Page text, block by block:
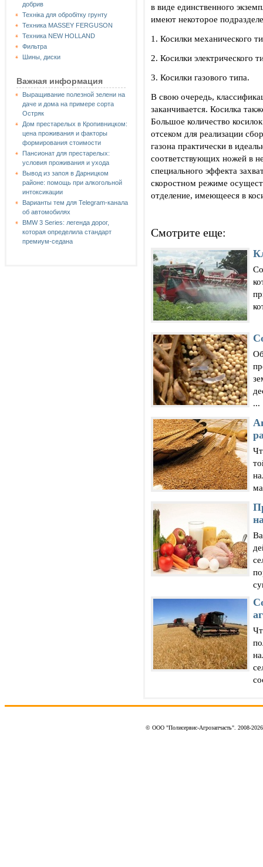
добрив
Техніка для обробітку грунту
Техника MASSEY FERGUSON
Техника NEW HOLLAND
Фильтра
Шины, диски
Важная информация
Выращивание полезной зелени на
даче и дома на примере сорта
Остряк
Дом престарелых в Кропивницком:
цена проживания и факторы
формирования стоимости
Пансионат для престарелых:
условия проживания и ухода
Вывод из запоя в Дарницком
районе: помощь при алкогольной
интоксикации
Варианты тем для Telegram-канала
об автомобилях
BMW 3 Series: легенда дорог,
которая определила стандарт
премиум-седана
в виде единственного
имеют некоторое
1. Косилки механического
2. Косилки электрического
3. Косилки газового типа.
В свою очередь,
заканчивается. Косилка
Большое количество
отсеком для реализации
газона практически в
соответствующих ножей в
специального эффекта
скоростном режиме
отделение, имеющееся в
Смотрите еще:
...
© ООО "Полисервис-Агрозапчасть". 2008-